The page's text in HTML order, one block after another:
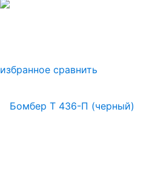
избранное сравнить